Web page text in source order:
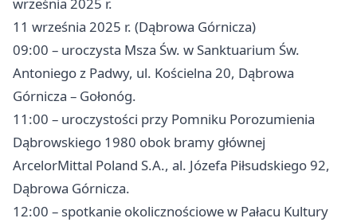
września 2025 r.
11 września 2025 r. (Dąbrowa Górnicza)
09:00 – uroczysta Msza Św. w Sanktuarium Św.
Antoniego z Padwy, ul. Kościelna 20, Dąbrowa
Górnicza – Gołonóg.
11:00 – uroczystości przy Pomniku Porozumienia
Dąbrowskiego 1980 obok bramy głównej
ArcelorMittal Poland S.A., al. Józefa Piłsudskiego 92,
Dąbrowa Górnicza.
12:00 – spotkanie okolicznościowe w Pałacu Kultury